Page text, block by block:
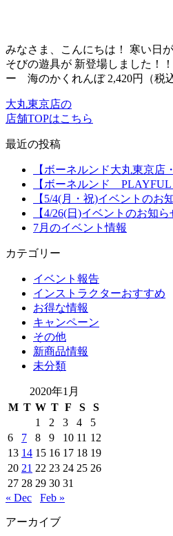
みなさま、こんにちは！ 寒い日
そびの遊具が 新登場しました！
ー 海のかくれんぼ 2,420円（
大丸東京店の
店舗TOPはこちら
最近の投稿
【ボーネルンド大丸東京店
【ボーネルンド PLAYFUL
【5/4(月・祝)イベントのお
【4/26(日)イベントのお知
7月のイベント情報
カテゴリー
イベント報告
インストラクターおすすめ
お得な情報
キャンペーン
その他
新商品情報
未分類
2020年1月
M T W T F S
S
1
2 3 4
5
6
7 8 9 10 11 12
13 14 15 16 17 18 19
20 21 22 23 24 25 26
27 28 29 30 31
« Dec
Feb »
アーカイブ